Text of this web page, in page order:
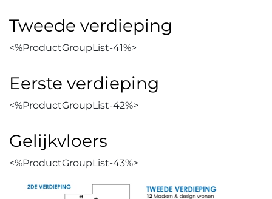
Tweede verdieping
<%ProductGroupList-41%>
Eerste verdieping
<%ProductGroupList-42%>
Gelijkvloers
<%ProductGroupList-43%>